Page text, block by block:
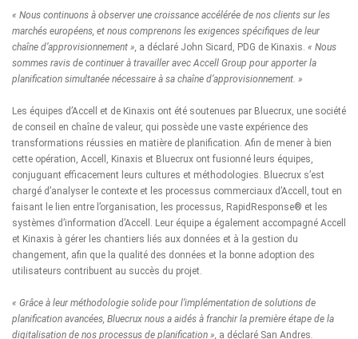
« Nous continuons à observer une croissance accélérée de nos clients sur les
marchés européens, et nous comprenons les exigences spécifiques de leur
chaîne d’approvisionnement », a déclaré John Sicard, PDG de Kinaxis. « Nous
sommes ravis de continuer à travailler avec Accell Group pour apporter la
planification simultanée nécessaire à sa chaîne d’approvisionnement. »
Les équipes d’Accell et de Kinaxis ont été soutenues par Bluecrux, une société
de conseil en chaîne de valeur, qui possède une vaste expérience des
transformations réussies en matière de planification. Afin de mener à bien
cette opération, Accell, Kinaxis et Bluecrux ont fusionné leurs équipes,
conjuguant efficacement leurs cultures et méthodologies. Bluecrux s’est
chargé d’analyser le contexte et les processus commerciaux d’Accell, tout en
faisant le lien entre l’organisation, les processus, RapidResponse® et les
systèmes d’information d’Accell. Leur équipe a également accompagné Accell
et Kinaxis à gérer les chantiers liés aux données et à la gestion du
changement, afin que la qualité des données et la bonne adoption des
utilisateurs contribuent au succès du projet.
« Grâce à leur méthodologie solide pour l’implémentation de solutions de
planification avancées, Bluecrux nous a aidés à franchir la première étape de la
digitalisation de nos processus de planification », a déclaré San Andres.